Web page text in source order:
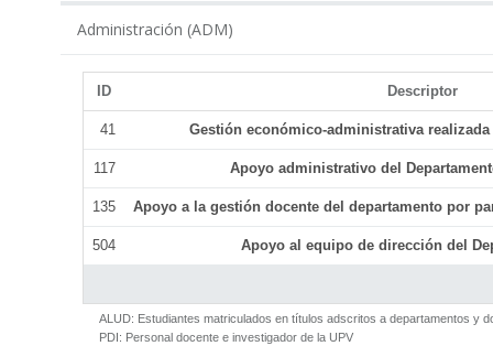
Administración (ADM)
ID Descriptor
41 Gestión económico-administrativa
117 Apoyo administrativo del
135 Apoyo a la gestión docente del departamento por
504 Apoyo al equipo de dirección del
ALUD: Estudiantes matriculados en títulos adscritos a departamentos y
PDI: Personal docente e investigador de la UPV